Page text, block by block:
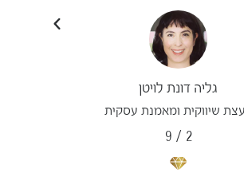
גליה דונת לויטן
שיווקית ומאמנת עסקית
2
/
9